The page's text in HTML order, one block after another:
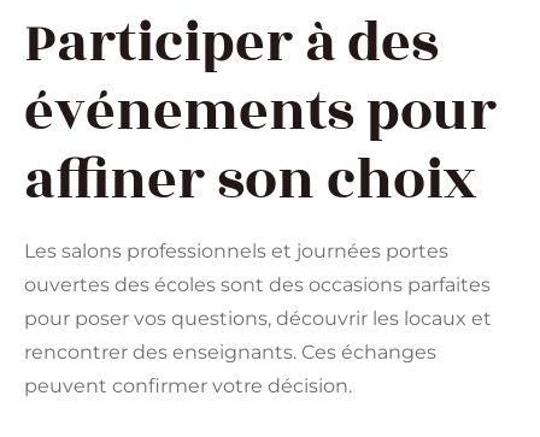
Participer à des
événements pour
affiner son choix
Les salons professionnels et journées portes
ouvertes des écoles sont des occasions parfaites
pour poser vos questions, découvrir les locaux et
rencontrer des enseignants. Ces échanges
peuvent confirmer votre décision.